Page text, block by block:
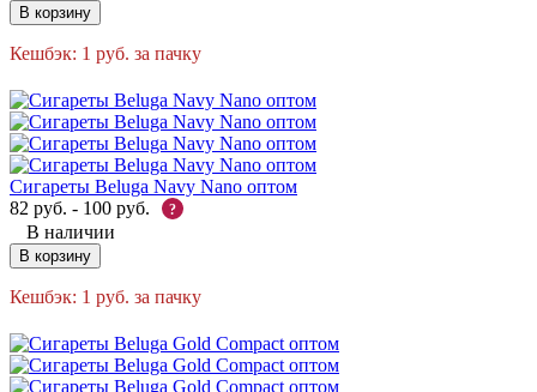
В корзину
Кешбэк: 1 руб. за пачку
Сигареты Beluga Navy Nano оптом
82 руб. - 100 руб. ?
В наличии
В корзину
Кешбэк: 1 руб. за пачку